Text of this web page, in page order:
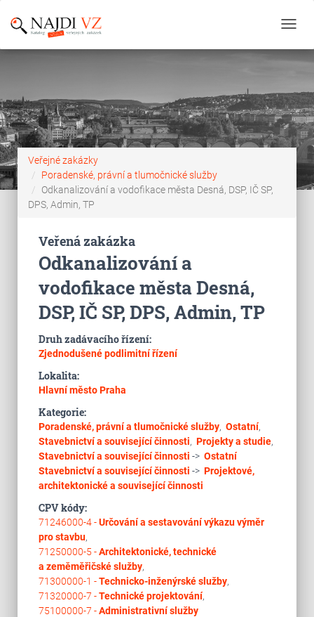
Veřejné zakázky
Poradenské, právní a tlumočnické služby
Odkanalizování a vodofikace města Desná, DSP, IČ SP,
DPS, Admin, TP
Veřená zakázka
Odkanalizování a
vodofikace města Desná,
DSP, IČ SP, DPS, Admin, TP
Druh zadávacího řízení:
Zjednodušené podlimitní řízení
Lokalita:
Hlavní město Praha
Kategorie:
Poradenské, právní a tlumočnické služby, Ostatní,
Stavebnictví a související činnosti, Projekty a studie,
Stavebnictví a související činnosti -> Ostatní
Stavebnictví a související činnosti -> Projektové,
architektonické a související činnosti
CPV kódy:
71246000-4 -Určování a sestavování výkazu výměr
pro stavbu,
71250000-5 -Architektonické, technické
a zeměměřičské služby,
71300000-1 -Technicko-inženýrské služby,
71320000-7 -Technické projektování,
75100000-7 -Administrativní služby